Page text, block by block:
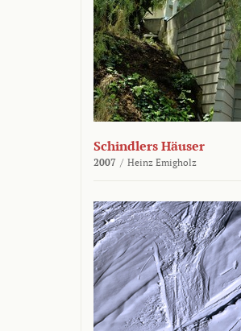
Schindlers Häuser
2007 / Heinz Emigholz